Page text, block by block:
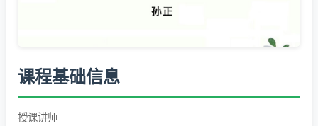
课程基础信息
授课讲师